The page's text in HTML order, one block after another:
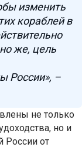
изменить
кораблей в
же, цель
России», –
не только
но и
России от